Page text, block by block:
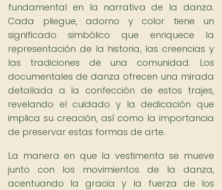
fundamental en la narrativa de la danza.
Cada pliegue, adorno y color tiene un
significado simbólico que enriquece la
representación de la historia, las creencias y
las tradiciones de una comunidad. Los
documentales de danza ofrecen una mirada
detallada a la confección de estos trajes,
revelando el cuidado y la dedicación que
implica su creación, así como la importancia
de preservar estas formas de arte.
La manera en que la vestimenta se mueve
junto con los movimientos de la danza,
acentuando la gracia y la fuerza de los